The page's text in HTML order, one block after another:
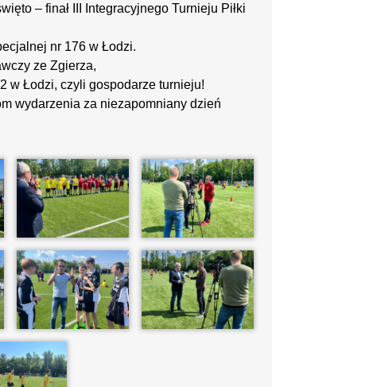
– finał III Integracyjnego Turnieju Piłki
nr 176 w Łodzi.
ze Zgierza,
w Łodzi, czyli gospodarze turnieju!
wydarzenia za niezapomniany dzień